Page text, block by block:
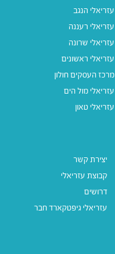
עזריאלי הנגב
עזריאלי רעננה
עזריאלי שרונה
עזריאלי ראשונים
מרכז העסקים חולון
עזריאלי מול הים
עזריאלי טאון
יצירת קשר
קבוצת עזריאלי
דרושים
עזריאלי גיפטקארד חבר‎